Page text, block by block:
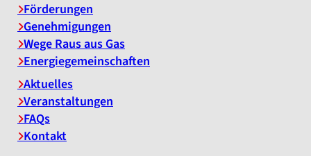
Förderungen
Genehmigungen
Wege Raus aus Gas
Energiegemeinschaften
Aktuelles
Veranstaltungen
FAQs
Kontakt